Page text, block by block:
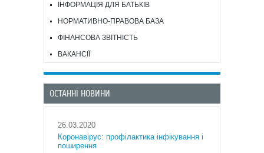
ІНФОРМАЦІЯ ДЛЯ БАТЬКІВ
НОРМАТИВНО-ПРАВОВА БАЗА
ФІНАНСОВА ЗВІТНІСТЬ
ВАКАНСІЇ
ОСТАННІ НОВИНИ
26.03.2020
Коронавірус: профілактика інфікування і
поширення